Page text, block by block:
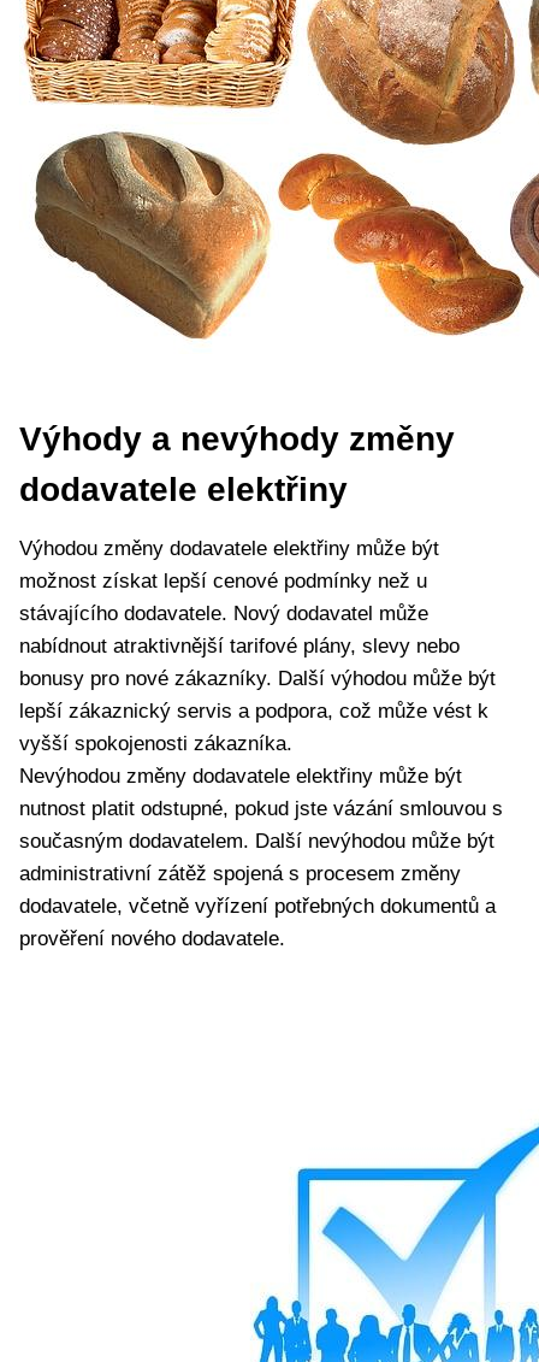
Výhody a nevýhody změny
dodavatele elektřiny
Výhodou změny dodavatele elektřiny může být
možnost získat lepší cenové podmínky než u
stávajícího dodavatele. Nový dodavatel může
nabídnout atraktivnější tarifové plány, slevy nebo
bonusy pro nové zákazníky. Další výhodou může být
lepší zákaznický servis a podpora, což může vést k
vyšší spokojenosti zákazníka.
Nevýhodou změny dodavatele elektřiny může být
nutnost platit odstupné, pokud jste vázání smlouvou s
současným dodavatelem. Další nevýhodou může být
administrativní zátěž spojená s procesem změny
dodavatele, včetně vyřízení potřebných dokumentů a
prověření nového dodavatele.